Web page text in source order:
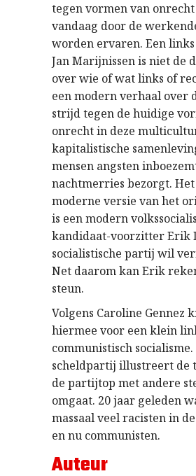
tegen vormen van onrecht
vandaag door de
worden ervaren. Een
Jan Marijnissen is niet de
over wie of wat links of
een modern verhaal over
strijd tegen de huidige
onrecht in deze
kapitalistische
mensen angsten
nachtmerries bezorgt. Het
moderne versie van het
is een modern
kandidaat-voorzitter Erik
socialistische partij wil
Net daarom kan Erik
steun.
Volgens Caroline Gennez
hiermee voor een klein
communistisch socialisme.
scheldpartij illustreert de
de partijtop met andere
omgaat. 20 jaar geleden
massaal veel racisten in
en nu communisten.
Auteur